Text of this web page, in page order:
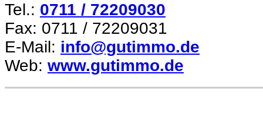
Tel.: 0711 / 72209030
Fax: 0711 / 72209031
E-Mail: info@gutimmo.de
Web: www.gutimmo.de